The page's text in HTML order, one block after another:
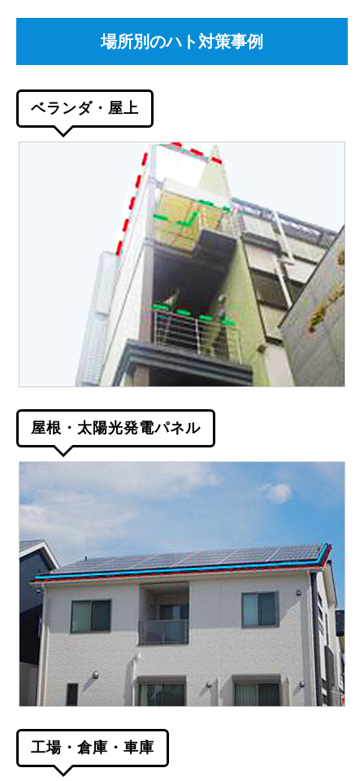
場所別のハト対策事例
ベランダ・屋上
屋根・太陽光発電パネル
工場・倉庫・車庫